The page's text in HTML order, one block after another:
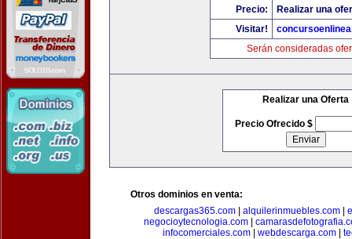
Precio:
Realizar una
Visitar!
Serán consideradas
Realizar una Oferta
Precio Ofrecido $
Otros dominios en venta:
descargas365.com| alquilerinmuebles.com|
negocioytecnologia.com
infocomerciales.com| webdescarga.com|